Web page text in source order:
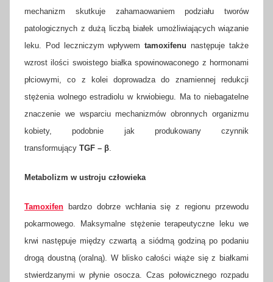
mechanizm skutkuje zahamaowaniem podziału tworów
patologicznych z dużą liczbą białek umożliwiających wiązanie
leku. Pod leczniczym wpływemtamoxifenu następuje także
wzrost ilości swoistego białka spowinowaconego z hormonami
płciowymi, co z kolei doprowadza do znamiennej redukcji
stężenia wolnego estradiolu w krwiobiegu. Ma to niebagatelne
znaczenie we wsparciu mechanizmów obronnych organizmu
kobiety, podobnie jak produkowany czynnik
transformujący TGF – β
Metabolizm w ustroju człowieka
Tamoxifen bardzo dobrze wchłania się z regionu przewodu
pokarmowego. Maksymalne stężenie terapeutyczne leku we
krwi następuje między czwartą a siódmą godziną po podaniu
drogą doustną (oralną). W blisko całości wiąże się z białkami
stwierdzanymi w płynie osocza. Czas połowicznego rozpadu